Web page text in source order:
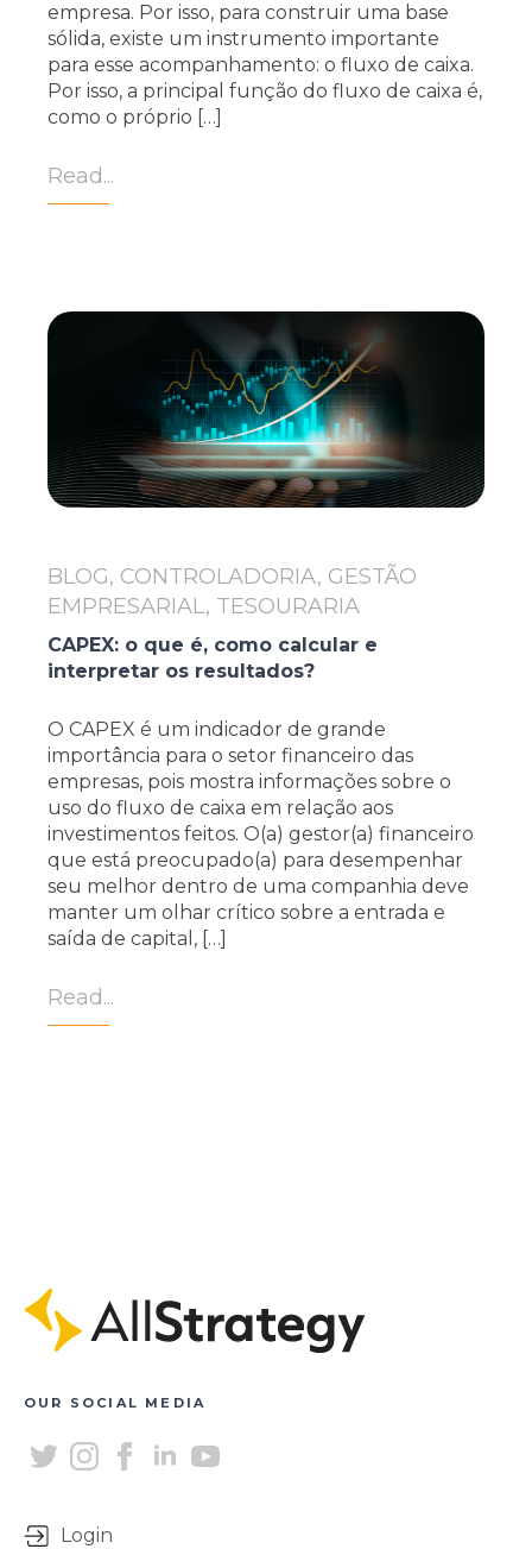
empresa. Por isso, para construir uma base
sólida, existe um instrumento importante
para esse acompanhamento: o fluxo de caixa.
Por isso, a principal função do fluxo de caixa é,
como o próprio […]
Read...
BLOG, CONTROLADORIA, GESTÃO
EMPRESARIAL, TESOURARIA
CAPEX: o que é, como calcular e
interpretar os resultados?
O CAPEX é um indicador de grande
importância para o setor financeiro das
empresas, pois mostra informações sobre o
uso do fluxo de caixa em relação aos
investimentos feitos. O(a) gestor(a) financeiro
que está preocupado(a) para desempenhar
seu melhor dentro de uma companhia deve
manter um olhar crítico sobre a entrada e
saída de capital, […]
Read...
OUR SOCIAL MEDIA
Login